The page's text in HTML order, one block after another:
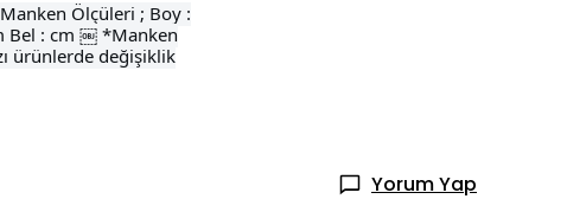
Ölçüleri ; Boy :
Bel : cm ￼ *Manken
ürünlerde değişiklik
Yorum Yap